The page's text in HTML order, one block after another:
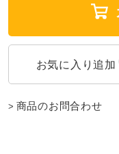
ワーキング
ウォーキン
商品のお問合わせ